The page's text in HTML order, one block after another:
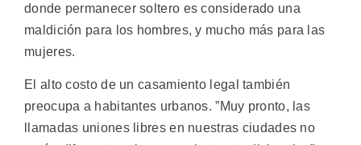
donde permanecer soltero es considerado una
maldición para los hombres, y mucho más para las
mujeres.
El alto costo de un casamiento legal también
preocupa a habitantes urbanos. ”Muy pronto, las
llamadas uniones libres en nuestras ciudades no